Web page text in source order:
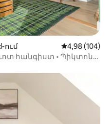
ում Միջին
4,98 (104)
հանգիստ • Պիկտոնի
տները